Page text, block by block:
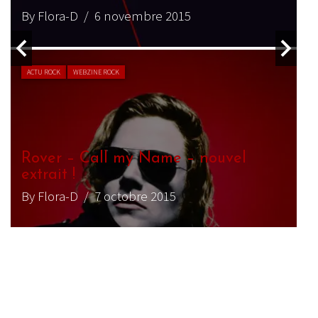
By Flora-D / 6 novembre 2015
ACTU ROCK WEBZINE ROCK
Rover – Call my Name – nouvel
extrait !
By Flora-D / 7 octobre 2015